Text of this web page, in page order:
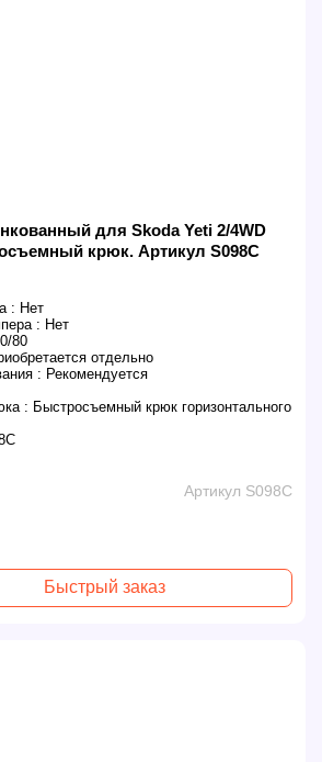
для Skoda Yeti 2/4WD
крюк. Артикул S098C
: Нет
: Нет
80
отдельно
: Рекомендуется
: Быстросъемный крюк горизонтального
Артикул S098C
Быстрый заказ